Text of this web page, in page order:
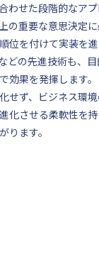
わせた段階的なア
の重要な意思決定
位を付けて実装を
どの先進技術も、
効果を発揮します。
せず、ビジネス環
化させる柔軟性を
ります。